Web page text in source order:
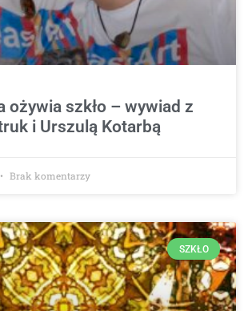
ożywia szkło – wywiad z
i Urszulą Kotarbą
Brak komentarzy
SZKŁO